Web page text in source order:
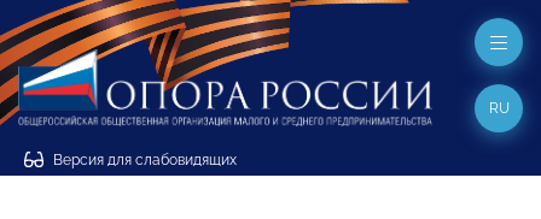
Версия для слабовидящих
RU